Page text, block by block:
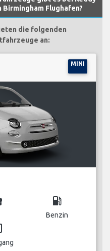
Flughafen?
die folgenden
an:
MINI
local_gas_station
Benzin